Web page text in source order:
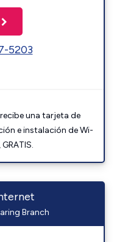
5203
una tarjeta de
e instalación de Wi-
Branch